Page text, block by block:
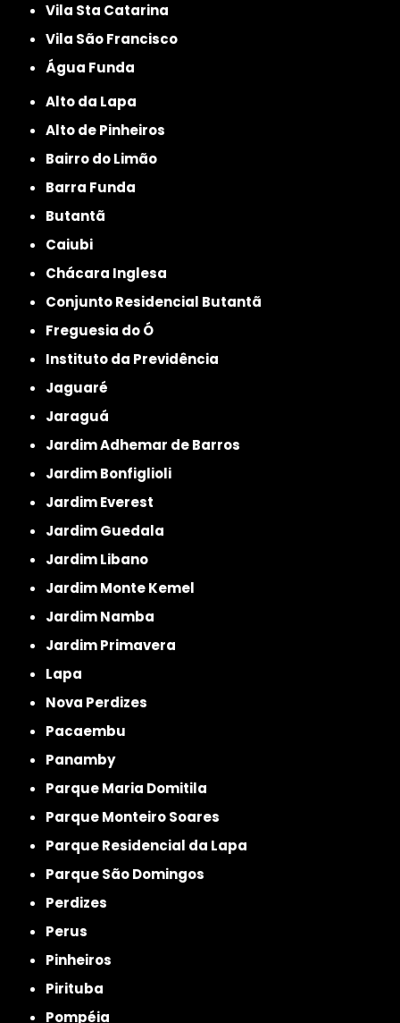
Vila Sta Catarina
Vila São Francisco
Água Funda
Alto da Lapa
Alto de Pinheiros
Bairro do Limão
Barra Funda
Butantã
Caiubi
Chácara Inglesa
Conjunto Residencial Butantã
Freguesia do Ó
Instituto da Previdência
Jaguaré
Jaraguá
Jardim Adhemar de Barros
Jardim Bonfiglioli
Jardim Everest
Jardim Guedala
Jardim Libano
Jardim Monte Kemel
Jardim Namba
Jardim Primavera
Lapa
Nova Perdizes
Pacaembu
Panamby
Parque Maria Domitila
Parque Monteiro Soares
Parque Residencial da Lapa
Parque São Domingos
Perdizes
Perus
Pinheiros
Pirituba
Pompéia